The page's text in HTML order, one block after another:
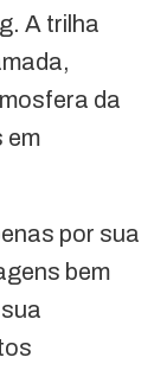
A trilha
da
em
por sua
bem